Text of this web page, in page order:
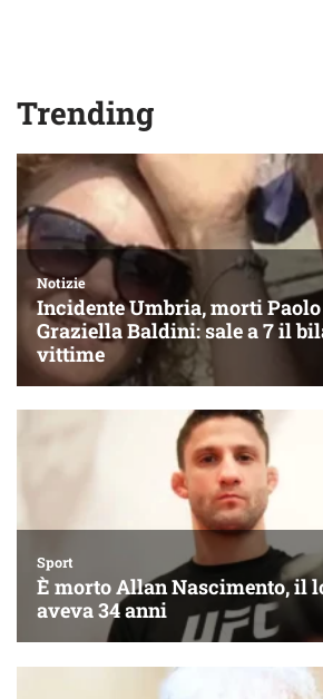
Trending